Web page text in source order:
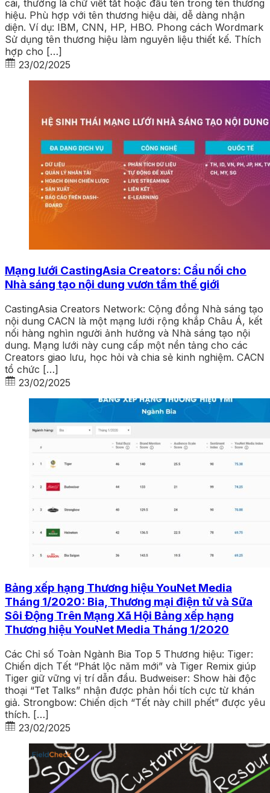
cái, thường là chữ viết tắt hoặc đầu tên trong tên thương
hiệu. Phù hợp với tên thương hiệu dài, dễ dàng nhận
diện. Ví dụ: IBM, CNN, HP, HBO. Phong cách Wordmark
Sử dụng tên thương hiệu làm nguyên liệu thiết kế. Thích
hợp cho […]
23/02/2025
Mạng lưới CastingAsia Creators: Cầu nối cho
Nhà sáng tạo nội dung vươn tầm thế giới
CastingAsia Creators Network: Cộng đồng Nhà sáng tạo
nội dung CACN là một mạng lưới rộng khắp Châu Á, kết
nối hàng nghìn người ảnh hưởng và Nhà sáng tạo nội
dung. Mạng lưới này cung cấp một nền tảng cho các
Creators giao lưu, học hỏi và chia sẻ kinh nghiệm. CACN
tổ chức […]
23/02/2025
Bảng xếp hạng Thương hiệu YouNet Media
Tháng 1/2020: Bia, Thương mại điện tử và Sữa
Sôi Động Trên Mạng Xã Hội Bảng xếp hạng
Thương hiệu YouNet Media Tháng 1/2020
Các Chỉ số Toàn Ngành Bia Top 5 Thương hiệu: Tiger:
Chiến dịch Tết “Phát lộc năm mới” và Tiger Remix giúp
Tiger giữ vững vị trí dẫn đầu. Budweiser: Show hài độc
thoại “Tet Talks” nhận được phản hồi tích cực từ khán
giả. Strongbow: Chiến dịch “Tết này chill phết” được yêu
thích. […]
23/02/2025